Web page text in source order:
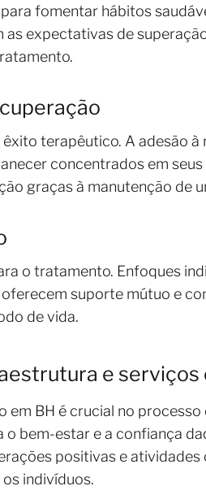
fomentar hábitos
expectativas de
terapêutico. A adesão
concentrados em
graças à manutenção de
o tratamento. Enfoques
suporte mútuo e
de vida.
e
BH é crucial no
bem-estar e a confiança
positivas e
indivíduos.